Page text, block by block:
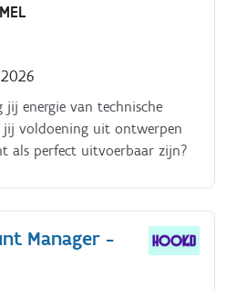
jij energie van technische
jij voldoening uit ontwerpen
als perfect uitvoerbaar zijn?
Manager -